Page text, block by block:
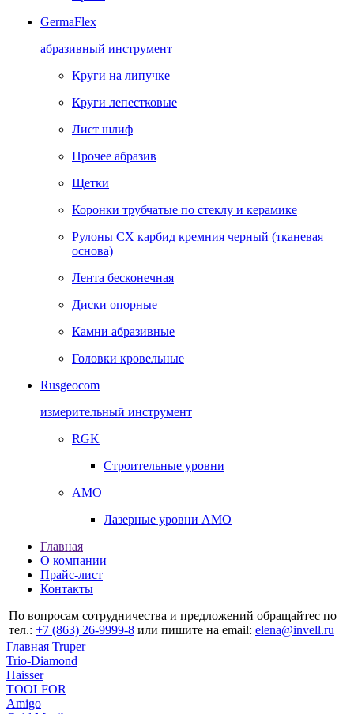
GermaFlex
абразивный инструмент
Круги на липучке
Круги лепестковые
Лист шлиф
Прочее абразив
Щетки
Коронки трубчатые по стеклу и керамике
Рулоны CX карбид кремния черный (тканевая
основа)
Лента бесконечная
Диски опорные
Камни абразивные
Головки кровельные
Rusgeocom
измерительный инструмент
RGK
Строительные уровни
AMO
Лазерные уровни AMO
Главная
О компании
Прайс-лист
Контакты
По вопросам сотрудничества и предложений обращайтес по
тел.: +7 (863) 26‐9999‐8 или пишите на email: elena@invell.ru
Главная Truper
Trio-Diamond
Haisser
TOOLFOR
Amigo